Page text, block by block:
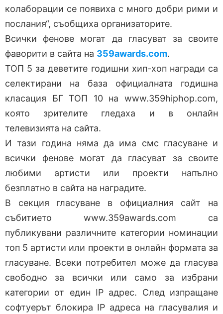
колаборации се появиха с много добри рими и
послания“, съобщиха организаторите.
Всички фенове могат да гласуват за своите
фаворити в сайта на 359awards.com.
ТОП 5 за деветите годишни хип-хоп награди са
селектирани на база официалната годишна
класация БГ ТОП 10 на www.359hiphop.com,
която зрителите гледаха и в онлайн
телевизията на сайта.
И тази година няма да има смс гласуване и
всички фенове могат да гласуват за своите
любими артисти или проекти напълно
безплатно в сайта на наградите.
В секция гласуване в официалния сайт на
събитието www.359awards.com са
публикувани различните категории номинации
топ 5 артисти или проекти в онлайн формата за
гласуване. Всеки потребител може да гласува
свободно за всички или само за избрани
категории от един IP адрес. След изпращане
софтуерът блокира IP адреса на гласувалия и